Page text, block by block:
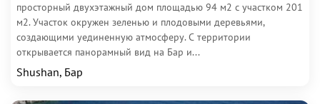
просторный двухэтажный дом площадью 94 м2 с участком 201
м2. Участок окружен зеленью и плодовыми деревьями,
создающими уединенную атмосферу. С территории
открывается панорамный вид на Бар и...
Shushan, Бар